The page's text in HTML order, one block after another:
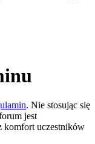
. Nie stosując się
jest
komfort uczestników